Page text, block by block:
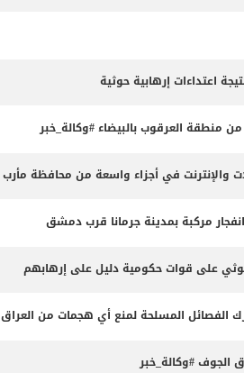
العرقوب بالبيضاء #وكالة_خبر
والإنترنت في أجزاء واسعة من محافظة مأرب
على قوات حكومية دليل على إرهابهم
الفصائل المسلحة لمنع أي هجمات من العراق
#وكالة_خبر